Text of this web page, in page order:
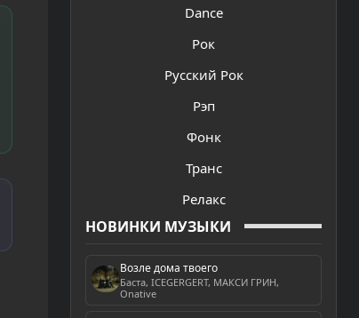
Dance
Рок
Русский Рок
Рэп
Фонк
Транс
Релакс
НОВИНКИ МУЗЫКИ
Возле дома твоего
Баста, ICEGERGERT, МАКСИ ГРИН,
Onative